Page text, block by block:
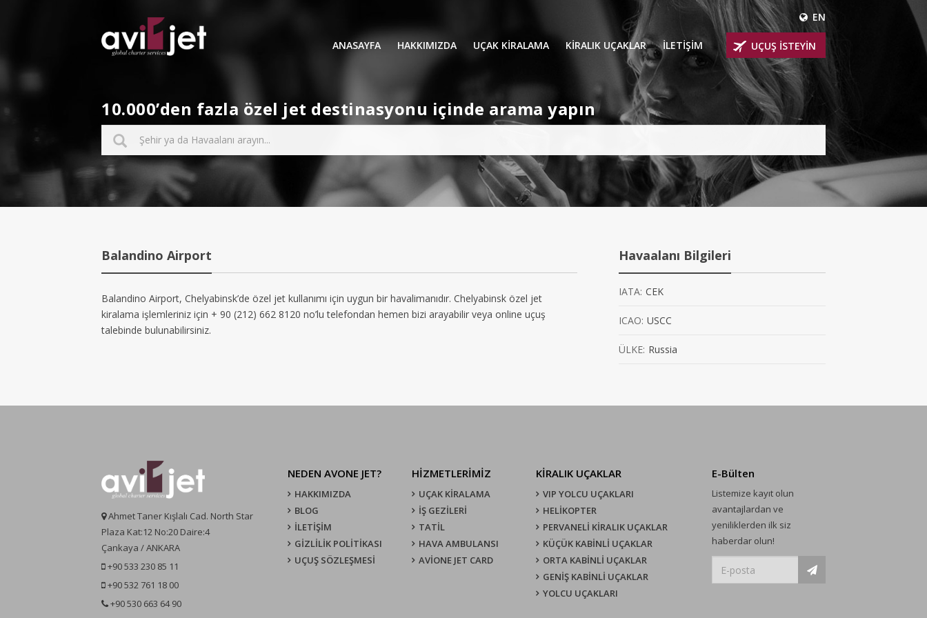
EN
ANASAYFA HAKKIMIZDA UÇAK KİRALAMA
İŞ GEZİLERİ TATİL
AVİONE JET CARD
KIRALIK UÇAKLAR
VIP YOLCU UÇAKLARI
HELİKOPTER
KÜÇÜK KABİNLİ UÇAKLAR
ORTA KABİNLİ UÇAKLAR
YOLCU UÇAKLARI
İLETİŞİM UÇUŞ İSTEYİN
10.000’den fazla özel jet destinasyonu içinde arama yapın
Balandino Airport
Balandino Airport, Chelyabinsk’de özel jet kullanımı için uygun bir havalimanıdır. Chelyabinsk özel jet
kiralama işlemleriniz için + 90 (212) 662 8120 no’lu telefondan hemen bizi arayabilir veya online uçuş
talebinde bulunabilirsiniz.
Havaalanı Bilgileri
IATA: CEK
ICAO: USCC
ÜLKE: Russia
Ahmet Taner Kışlalı Cad. North Star
Plaza Kat:12 No:20 Daire:4
Çankaya / ANKARA
+90 533 230 85 11
+90 532 761 18 00
+90 530 663 64 90
NEDEN AVONE JET?
HAKKIMIZDA
BLOG
İLETİŞİM
GİZLİLİK POLİTİKASI
UÇUŞ SÖZLEŞMESI
HİZMETLERİMİZ
UÇAK KIRALAMA
İŞ GEZİLERİ
TATİL
HAVA AMBULANSI
AVİONE JET CARD
KIRALIK UÇAKLAR
VIP YOLCU UÇAKLARI
HELİKOPTER
PERVANELİ KİRALIK UÇAKLAR
KÜÇÜK KABİNLİ UÇAKLAR
ORTA KABİNLİ UÇAKLAR
GENİŞ KABİNLİ UÇAKLAR
YOLCU UÇAKLARI
E-Bülten
Listemize kayıt olun
avantajlardan ve
yeniliklerden ilk siz
haberdar olun!